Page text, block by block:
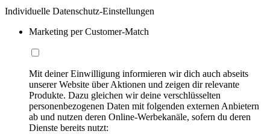
Individuelle Datenschutz-Einstellungen
Marketing per Customer-Match
Mit deiner Einwilligung informieren wir dich auch abseits
unserer Website über Aktionen und zeigen dir relevante
Produkte. Dazu gleichen wir deine verschlüsselten
personenbezogenen Daten mit folgenden externen Anbietern
ab und nutzen deren Online-Werbekanäle, sofern du deren
Dienste bereits nutzt: